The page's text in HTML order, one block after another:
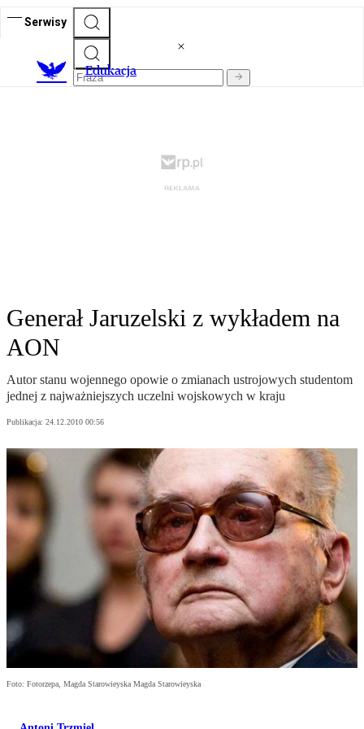
Serwisy
Edukacja
Generał Jaruzelski z wykładem na
AON
Autor stanu wojennego opowie o zmianach ustrojowych studentom
jednej z najważniejszych uczelni wojskowych w kraju
Publikacja: 24.12.2010 00:56
Foto: Fotorzepa, Magda Starowieyska Magda Starowieyska